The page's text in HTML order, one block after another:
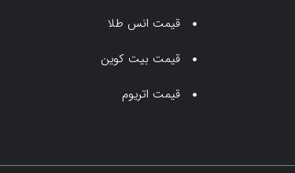
قیمت انس طلا
قیمت بیت کوین
قیمت اتریوم